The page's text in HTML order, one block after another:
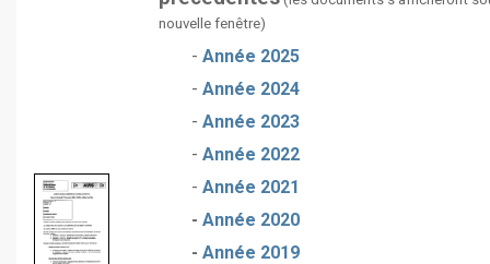
nouvelle fenêtre)
- Année 2025
- Année 2024
- Année 2023
- Année 2022
- Année 2021
- Année 2020
- Année 2019